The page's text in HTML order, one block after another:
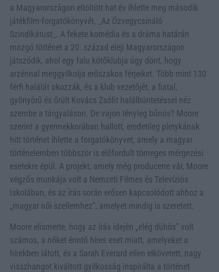
a Magyarországon eltöltött hat év ihlette meg második
játékfilm-forgatókönyvét, _Az Özvegycsináló
Szindikátust_. A fekete komédia és a dráma határán
mozgó történet a 20. század eleji Magyarországon
játszódik, ahol egy falu kötőklubja úgy dönt, hogy
arzénnal meggyilkolja erőszakos férjeiket. Több mint 130
férfi halálát okozzák, és a klub vezetőjét, a fiatal,
gyönyörű és őrült Kovács Zsófit halálbüntetéssel néz
szembe a tárgyaláson. De vajon tényleg bűnös? Moore
szerint a gyermekkorában hallott, eredetileg pletykának
hitt történet ihlette a forgatókönyvet, amely a magyar
történelemben többször is előfordult tömeges mérgezési
esetekre épül. A projekt, amely még producerre vár, Moore
végzős munkája volt a Nemzeti Filmes és Televíziós
Iskolában, és az írás során erősen kapcsolódott ahhoz a
„magyar női szellemhez”, amelyet mindig is szeretett.
Moore elismerte, hogy az írás idején „elég dühös” volt
számos, a nőket érintő híres eset miatt, amelyeket a
hírekben látott, és a Sarah Everard ellen elkövetett, nagy
visszhangot kiváltott gyilkosság inspirálta a történet